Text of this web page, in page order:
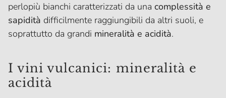
perlopiù bianchi caratterizzati da una complessità e
sapidità difficilmente raggiungibili da altri suoli, e
soprattutto da grandi mineralità e acidità.
I vini vulcanici: mineralità e
acidità